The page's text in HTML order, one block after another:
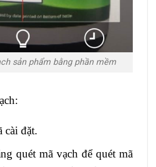
sản phẩm bằng phần mềm
cài đặt.
quét mã vạch để quét mã